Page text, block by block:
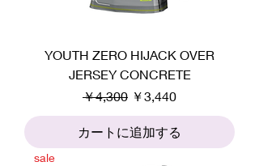
YOUTH ZERO HIJACK OVER
JERSEY CONCRETE
通常価格
￥4,300 セール価格
￥3,440
カートに追加する
sale